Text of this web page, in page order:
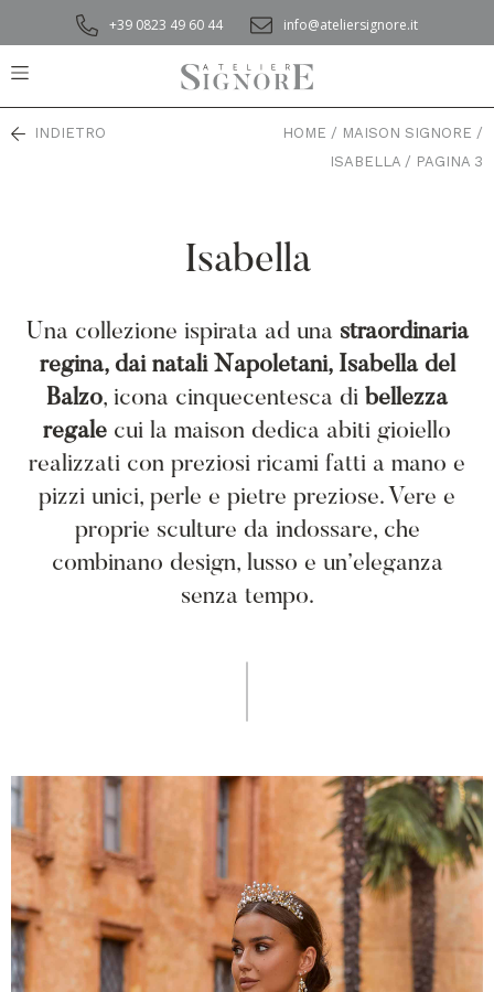
+39 0823 49 60 44 info@ateliersignore.it
INDIETRO HOME / MAISON SIGNORE /
ISABELLA/ PAGINA 3
Isabella
Una collezione ispirata ad una straordinaria
regina, dai natali Napoletani, Isabella del
Balzo, icona cinquecentesca di bellezza
regale cui la maison dedica abiti gioiello
realizzati con preziosi ricami fatti a mano e
pizzi unici, perle e pietre preziose. Vere e
proprie sculture da indossare, che
combinano design, lusso e un’eleganza
senza tempo.